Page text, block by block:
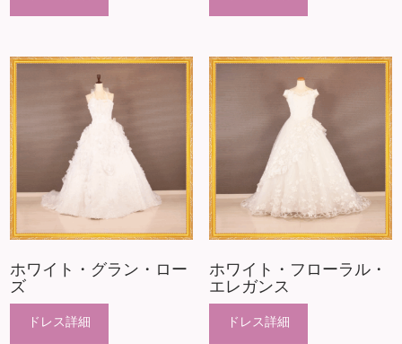
ホワイト・グラン・ロー
ズ
ホワイト・フローラル・
エレガンス